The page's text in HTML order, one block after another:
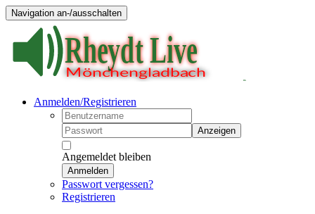
Navigation an-/ausschalten
Anmelden/Registrieren
Anzeigen
Angemeldet bleiben
Anmelden
Passwort vergessen?
Registrieren